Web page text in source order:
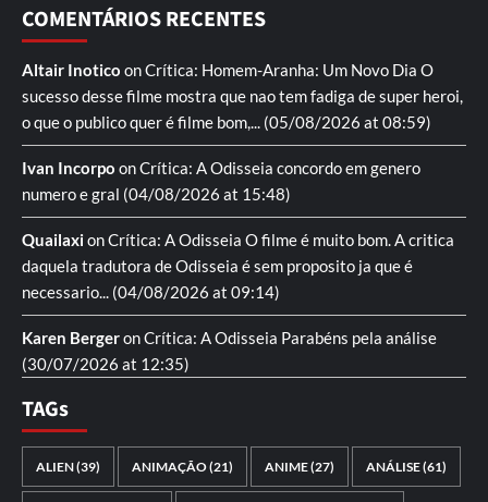
COMENTÁRIOS RECENTES
Altair Inotico onCrítica: Homem-Aranha: Um Novo Dia O
sucesso desse filme mostra que nao tem fadiga de super heroi,
o que o publico quer é filme bom,... (05/08/2026 at 08:59)
Ivan Incorpo onCrítica: A Odisseia concordo em genero
numero e gral (04/08/2026 at 15:48)
QuailaxionCrítica: A Odisseia O filme é muito bom. A critica
daquela tradutora de Odisseia é sem proposito ja que é
necessario... (04/08/2026 at 09:14)
Karen BergeronCrítica: A Odisseia Parabéns pela análise
(30/07/2026 at 12:35)
TAGs
ALIEN(39) ANIMAÇÃO(21) ANIME(27) ANÁLISE(61)